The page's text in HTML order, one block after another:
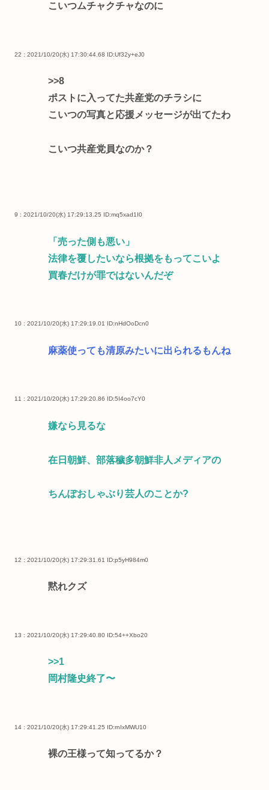
こいつムチャクチャなのに
22 : 2021/10/20(水) 17:30:44.68 ID:Uf32y+eJ0
>>8
ポストに入ってた共産党のチラシに
こいつの写真と応援メッセージが出てたわ
こいつ共産党員なのか？
9 : 2021/10/20(水) 17:29:13.25 ID:mq5xad1I0
「売った側も悪い」
法律を覆したいなら根拠をもってこいよ
買春だけが罪ではないんだぞ
10 : 2021/10/20(水) 17:29:19.01 ID:nHdOoDcn0
麻薬使っても清原みたいに出られるもんね
11 : 2021/10/20(水) 17:29:20.86 ID:5I4oo7cY0
嫌なら見るな
在日朝鮮、部落穢多朝鮮非人メディアの
ちんぽおしゃぶり芸人のことか?
12 : 2021/10/20(水) 17:29:31.61 ID:p5yH984m0
黙れクズ
13 : 2021/10/20(水) 17:29:40.80 ID:54++Xbo20
>>1
岡村隆史終了〜
14 : 2021/10/20(水) 17:29:41.25 ID:rnIxMWU10
裸の王様って知ってるか？